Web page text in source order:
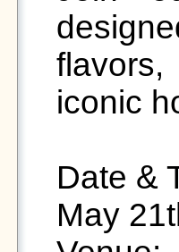
iconic
Date &
May